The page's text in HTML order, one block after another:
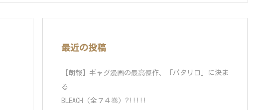
最近の投稿
【朗報】ギャグ漫画の最高傑作、「パタリロ」に決ま
る
BLEACH（全７４巻）?!!!!!